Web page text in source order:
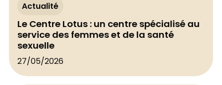
Actualité
Le Centre Lotus : un centre spécialisé au
service des femmes et de la santé
sexuelle
27/05/2026